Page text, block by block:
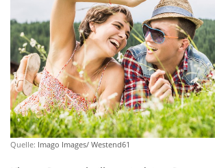
Quelle: Imago Images/ Westend61